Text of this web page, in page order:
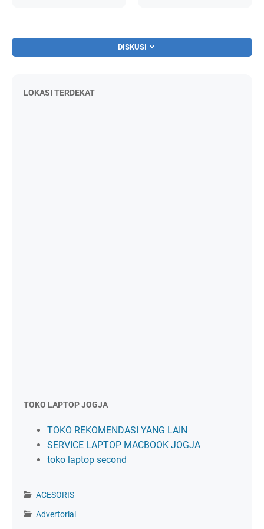
DISKUSI
LOKASI TERDEKAT
TOKO LAPTOP JOGJA
TOKO REKOMENDASI YANG LAIN
SERVICE LAPTOP MACBOOK JOGJA
toko laptop second
ACESORIS
Advertorial